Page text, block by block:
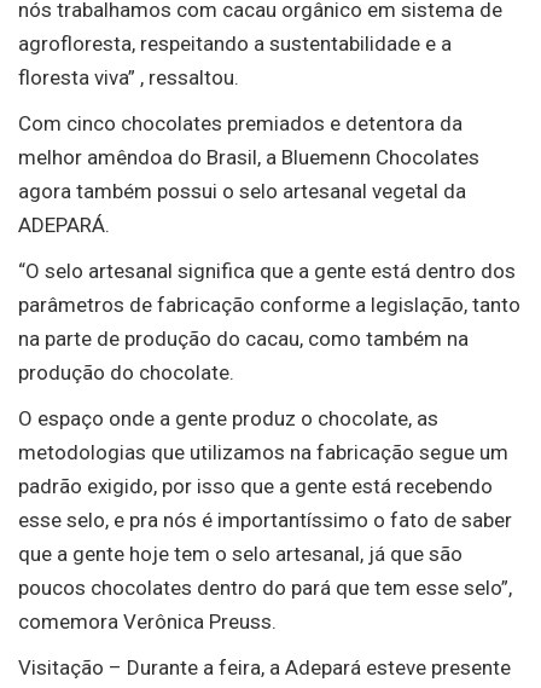
nós trabalhamos com cacau orgânico em sistema de
agrofloresta, respeitando a sustentabilidade e a
floresta viva” , ressaltou.
Com cinco chocolates premiados e detentora da
melhor amêndoa do Brasil, a Bluemenn Chocolates
agora também possui o selo artesanal vegetal da
ADEPARÁ.
“O selo artesanal significa que a gente está dentro dos
parâmetros de fabricação conforme a legislação, tanto
na parte de produção do cacau, como também na
produção do chocolate.
O espaço onde a gente produz o chocolate, as
metodologias que utilizamos na fabricação segue um
padrão exigido, por isso que a gente está recebendo
esse selo, e pra nós é importantíssimo o fato de saber
que a gente hoje tem o selo artesanal, já que são
poucos chocolates dentro do pará que tem esse selo”,
comemora Verônica Preuss.
Visitação – Durante a feira, a Adepará esteve presente